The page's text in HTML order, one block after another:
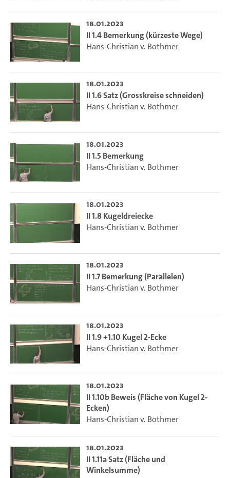
18.01.2023
II 1.4 Bemerkung (kürzeste Wege)
Hans-Christian v. Bothmer
18.01.2023
II 1.6 Satz (Grosskreise schneiden)
Hans-Christian v. Bothmer
18.01.2023
II 1.5 Bemerkung
Hans-Christian v. Bothmer
18.01.2023
II 1.8 Kugeldreiecke
Hans-Christian v. Bothmer
18.01.2023
II 1.7 Bemerkung (Parallelen)
Hans-Christian v. Bothmer
18.01.2023
II 1.9 +1.10 Kugel 2-Ecke
Hans-Christian v. Bothmer
18.01.2023
II 1.10b Beweis (Fläche von Kugel 2-
Ecken)
Hans-Christian v. Bothmer
18.01.2023
II 1.11a Satz (Fläche und
Winkelsumme)